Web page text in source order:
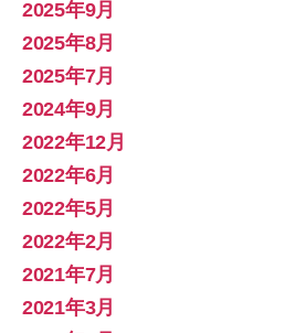
2025年9月
2025年8月
2025年7月
2024年9月
2022年12月
2022年6月
2022年5月
2022年2月
2021年7月
2021年3月